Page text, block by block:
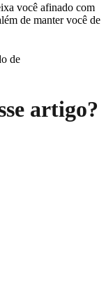
você afinado com
de manter você de
de
artigo?